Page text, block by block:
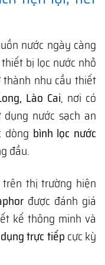
nước ngày càng
bị lọc nước nhỏ
nhu cầu thiết
Lào Cai, nơi có
nước sạch an
dòng bình lọc nước
đầu.
thị trường hiện
được đánh giá
kế thông minh và
trực tiếp cực kỳ